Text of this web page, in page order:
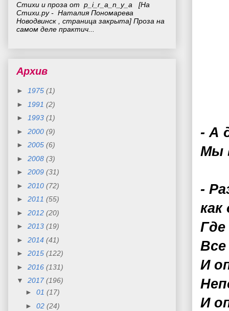
- А
Мы
-
как
Все
И
И
Стихи и проза от p_i_r_a_n_y_a [На
Стихи.ру - Наталия Пономарева
Новодвинск , страница закрыта] Проза на
самом деле практич...
Архив
► 1975 (1)
►
1991 (2)
►
1993 (1)
► 2000 (9)
► 2005 (6)
► 2008 (3)
► 2009 (31)
► 2010 (72)
► 2011 (55)
► 2012 (20)
► 2013 (19)
► 2014 (41)
► 2015 (122)
► 2016 (131)
▼ 2017 (196)
► 01 (17)
► 02 (24)